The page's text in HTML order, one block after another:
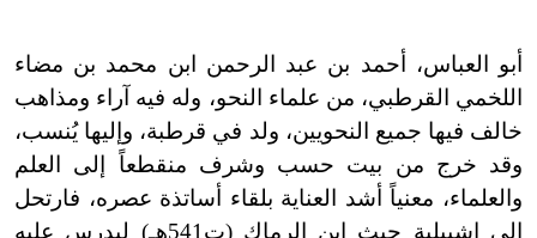
أبو العباس، أحمد بن عبد الرحمن ابن محمد بن مضاء
اللخمي القرطبي، من علماء النحو، وله فيه آراء ومذاهب
خالف فيها جميع النحويين، ولد في قرطبة، وإليها يُنسب،
وقد خرج من بيت حسب وشرف منقطعاً إلى العلم
والعلماء، معنياً أشد العناية بلقاء أساتذة عصره، فارتحل
إلى إشبيلية حيث ابن الرماك (ت541هـ) ليدرس عليه